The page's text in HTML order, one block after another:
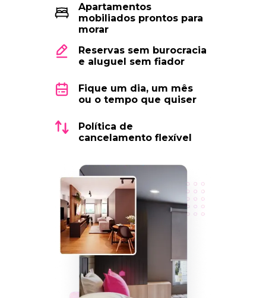
Apartamentos
mobiliados prontos para
morar
Reservas sem burocracia
e aluguel sem fiador
Fique um dia, um mês
ou o tempo que quiser
Política de
cancelamento flexível